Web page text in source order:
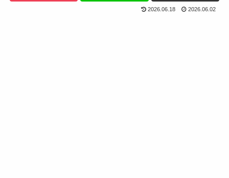
2026.06.18 2026.06.02